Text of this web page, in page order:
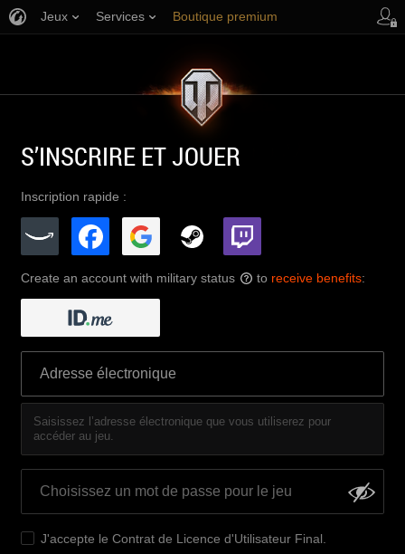
Jeux Services Boutique premium
S’INSCRIRE ET JOUER
Inscription rapide :
Create an account with military status ? to receive benefits:
Saisissez l’adresse électronique que vous utiliserez pour
accéder au jeu.
J'accepte le Contrat de Licence d'Utilisateur Final